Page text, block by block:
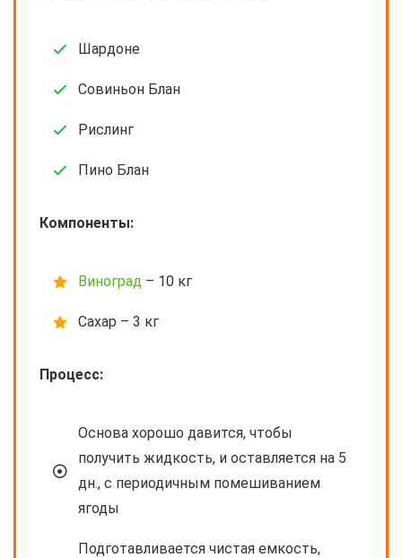
Шардоне
Совиньон Блан
Рислинг
Пино Блан
Компоненты:
Виноград – 10 кг
Сахар – 3 кг
Процесс:
Основа хорошо давится, чтобы
получить жидкость, и оставляется на 5
дн., с периодичным помешиванием
ягоды
Подготавливается чистая емкость,